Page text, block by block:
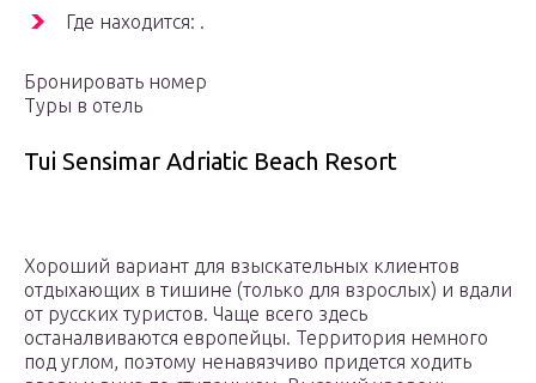
Где находится: .
Бронировать номер
Туры в отель
Tui Sensimar Adriatic Beach Resort
Хороший вариант для взыскательных клиентов
отдыхающих в тишине (только для взрослых) и вдали
от русских туристов. Чаще всего здесь
останалвиваются европейцы. Территория немного
под углом, поэтому ненавязчиво придется ходить